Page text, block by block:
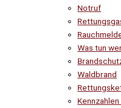
Notruf
Was tun
Waldbrand